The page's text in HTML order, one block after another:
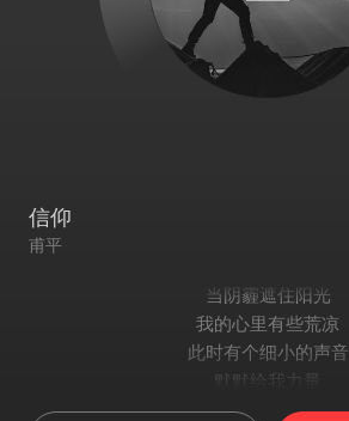
信仰
甫平
当阴霾遮住阳光
我的心里有些荒凉
此时有个细小的声音
默默给我力量
当狂风吹打肩膀